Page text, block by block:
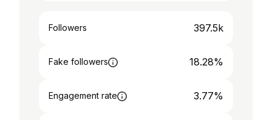
Followers 397.5k
Fake followers 18.28%
Engagement rate 3.77%